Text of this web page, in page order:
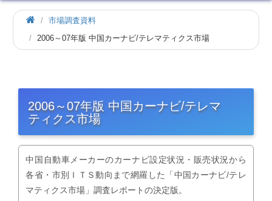
市場調査資料
2006～07年版 中国カーナビ/テレマティクス市場
2006～07年版 中国カーナビ/テレマ
ティクス市場
中国自動車メーカーのカーナビ設定状況・販売状況から
各省・市別ＩＴＳ動向まで網羅した「中国カーナビ/テレ
マティクス市場」調査レポートの決定版。